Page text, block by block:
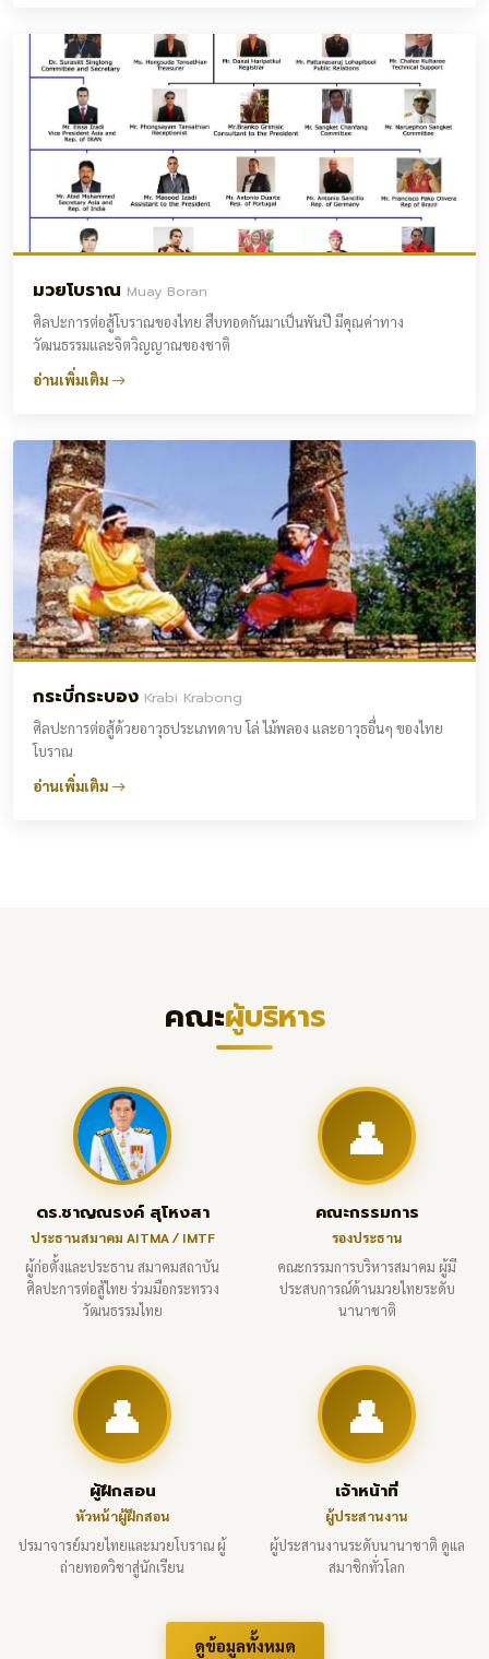
มวยโบราณ Muay Boran
ศิลปะการต่อสู้โบราณของไทย สืบทอดกันมาเป็นพันปี มีคุณค่าทาง
วัฒนธรรมและจิตวิญญาณของชาติ
อ่านเพิ่มเติม
กระบี่กระบอง Krabi Krabong
ศิลปะการต่อสู้ด้วยอาวุธประเภทดาบ โล่ ไม้พลอง และอาวุธอื่นๆ ของไทย
โบราณ
อ่านเพิ่มเติม
คณะผู้บริหาร
ดร.ชาญณรงค์ สุโหงสา
ประธานสมาคม AITMA / IMTF
ผู้ก่อตั้งและประธาน สมาคมสถาบัน
ศิลปะการต่อสู้ไทย ร่วมมือกระทรวง
วัฒนธรรมไทย
👤
คณะกรรมการ
รองประธาน
คณะกรรมการบริหารสมาคม ผู้มี
ประสบการณ์ด้านมวยไทยระดับ
นานาชาติ
👤
ผู้ฝึกสอน
หัวหน้าผู้ฝึกสอน
ปรมาจารย์มวยไทยและมวยโบราณ ผู้
ถ่ายทอดวิชาสู่นักเรียน
👤
เจ้าหน้าที่
ผู้ประสานงาน
ผู้ประสานงานระดับนานาชาติ ดูแล
สมาชิกทั่วโลก
ดูข้อมูลทั้งหมด